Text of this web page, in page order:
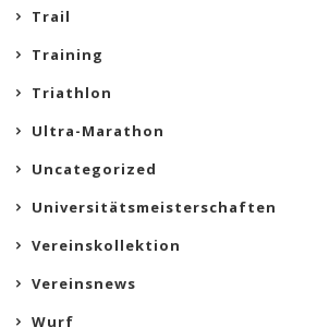
Trail
Training
Triathlon
Ultra-Marathon
Uncategorized
Universitätsmeisterschaften
Vereinskollektion
Vereinsnews
Wurf